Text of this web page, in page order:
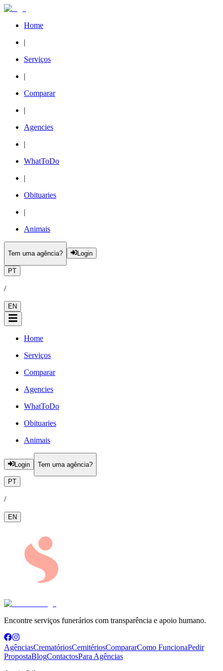
Home
|
Serviços
|
Comparar
|
Agencies
|
WhatToDo
|
Obituaries
|
Animais
Tem uma agência? Login
PT
/
EN
Home
Serviços
Comparar
Agencies
WhatToDo
Obituaries
Animais
Login Tem uma agência?
PT
/
EN
Encontre serviços funerários com transparência e apoio humano.
AgênciasCrematóriosCemitériosCompararComo FuncionaPedir
PropostaBlogContactosPara Agências